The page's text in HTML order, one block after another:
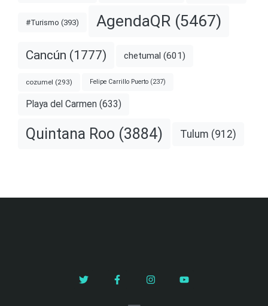
#Turismo (393) AgendaQR (5467)
Cancún (1777) chetumal (601)
cozumel (293) Felipe Carrillo Puerto (237)
Playa del Carmen (633)
Quintana Roo (3884) Tulum (912)